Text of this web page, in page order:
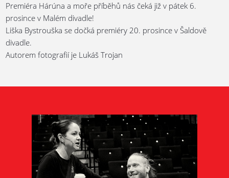
Premiéra Hárúna a moře příběhů nás čeká již v pátek 6.
prosince v Malém divadle!
Liška Bystrouška se dočká premiéry 20. prosince v Šaldově
divadle.
Autorem fotografií je Lukáš Trojan